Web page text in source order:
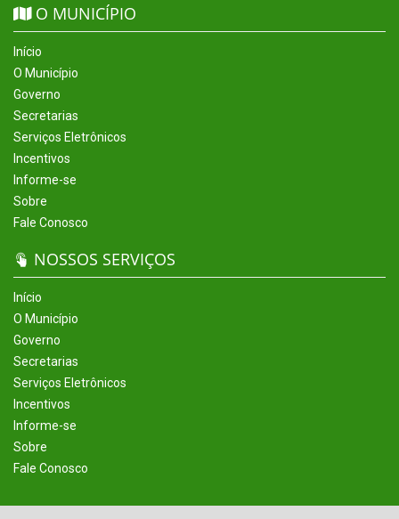
O MUNICÍPIO
Início
O Município
Governo
Secretarias
Serviços Eletrônicos
Incentivos
Informe-se
Sobre
Fale Conosco
NOSSOS SERVIÇOS
Início
O Município
Governo
Secretarias
Serviços Eletrônicos
Incentivos
Informe-se
Sobre
Fale Conosco